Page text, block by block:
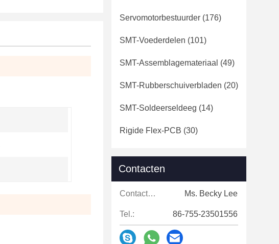
Servomotorbestuurder (176)
SMT-Voederdelen (101)
SMT-Assemblagemateriaal (49)
SMT-Rubberschuiverbladen (20)
SMT-Soldeerseldeeg (14)
Rigide Flex-PCB (30)
Contacten
Contacten: Ms. Becky Lee
Tel.: 86-755-23501556